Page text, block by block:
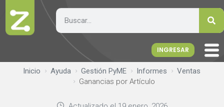
INGRESAR
Inicio Ayuda Gestión PyME Informes
Ventas
Ganancias por Artículo